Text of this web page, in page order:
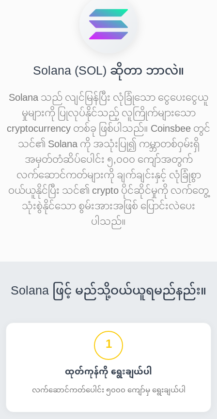
Solana (SOL) ဆိုတာ ဘာလဲ။
Solana သည် လျင်မြန်ပြီး လုံခြုံသော ငွေပေးငွေယူ
မှုများကို ပြုလုပ်နိုင်သည့် လူကြိုက်များသော
cryptocurrency တစ်ခု ဖြစ်ပါသည်။ Coinsbee တွင်
သင်၏ Solana ကို အသုံးပြု၍ ကမ္ဘာတစ်ဝှမ်းရှိ
အမှတ်တံဆိပ်ပေါင်း ၅,၀၀၀ ကျော်အတွက်
လက်ဆောင်ကတ်များကို ချက်ချင်းနှင့် လုံခြုံစွာ
ဝယ်ယူနိုင်ပြီး သင်၏ crypto ပိုင်ဆိုင်မှုကို လက်တွေ့
သုံးစွဲနိုင်သော စွမ်းအားအဖြစ် ပြောင်းလဲပေး
ပါသည်။
Solana ဖြင့် မည်သို့ဝယ်ယူရမည်နည်း။
1
ထုတ်ကုန်ကို ရွေးချယ်ပါ
လက်ဆောင်ကတ်ပေါင်း ၅၀၀၀ ကျော်မှ ရွေးချယ်ပါ